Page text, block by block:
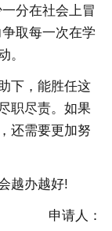
分在社会上冒
取每一次在学
。
下，能胜任这
职尽责。如果
还需要更加努
越办越好!
申请人：